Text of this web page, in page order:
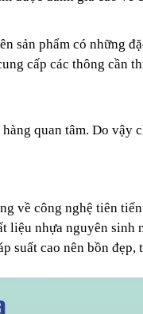
sản phẩm có những
cấp các thông cần
quan tâm. Do
về công nghệ tiên
liệu nhựa nguyên sinh
suất cao nên bồn